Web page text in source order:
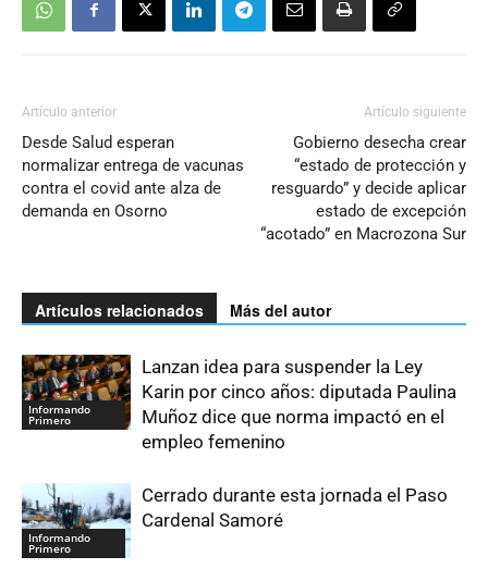
Artículo anterior
Desde Salud esperan
normalizar entrega de vacunas
contra el covid ante alza de
demanda en Osorno
Artículo siguiente
Gobierno desecha crear
“estado de protección y
resguardo” y decide aplicar
estado de excepción
“acotado” en Macrozona Sur
Artículos relacionados Más del autor
Informando
Primero
Lanzan idea para suspender la Ley
Karin por cinco años: diputada Paulina
Muñoz dice que norma impactó en el
empleo femenino
Informando
Primero
Cerrado durante esta jornada el Paso
Cardenal Samoré